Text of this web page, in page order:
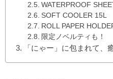
WATERPROOF
SOFT COOLER 15L
ROLL PAPER
限定ノベルティも！
「にゃー」に包まれて、